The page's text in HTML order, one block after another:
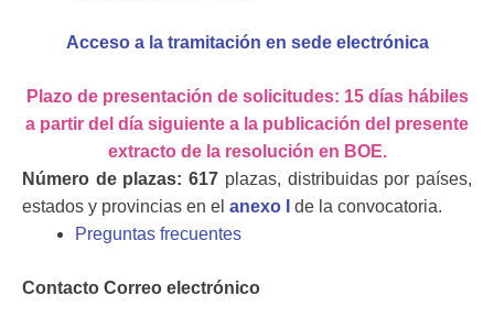
Acceso a la tramitación en sede electrónica
Plazo de presentación de solicitudes: 15 días hábiles
a partir del día siguiente a la publicación del presente
extracto de la resolución en BOE.
Número de plazas: 617 plazas, distribuidas por países,
estados y provincias en el anexo I de la convocatoria.
Preguntas frecuentes
Contacto Correo electrónico